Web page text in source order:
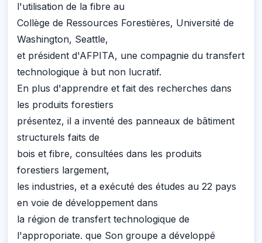
l'utilisation de la fibre au
Collège de Ressources Forestières, Université de
Washington, Seattle,
et président d'AFPITA, une compagnie du transfert
technologique à but non lucratif.
En plus d'apprendre et fait des recherches dans
les produits forestiers
présentez, il a inventé des panneaux de bâtiment
structurels faits de
bois et fibre, consultées dans les produits
forestiers largement,
les industries, et a exécuté des études au 22 pays
en voie de développement dans
la région de transfert technologique de
l'approporiate. que Son groupe a développé